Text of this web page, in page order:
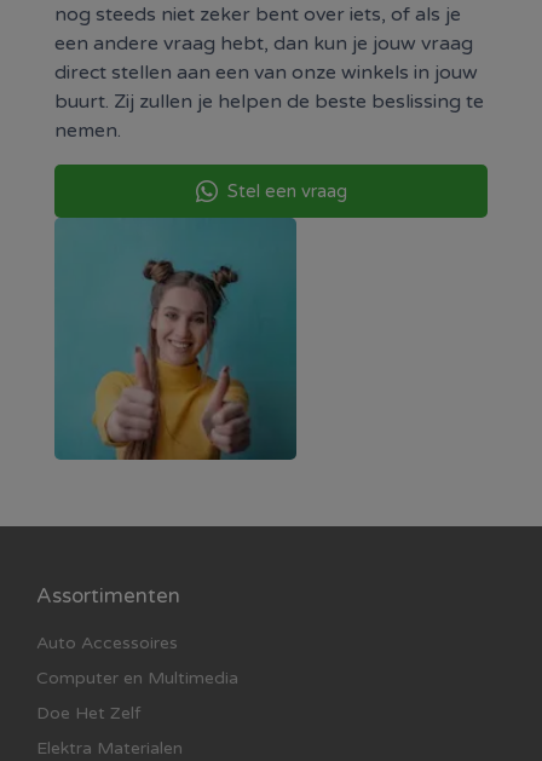
Met zijnlage geluidsniveau,hoge zuigkrachten
duurzame motorzet de Nilfisk Select een nieuwe
standaard in schoonmaaktechnologie.
⚙️ Belangrijkste kenmerken:
Energiezuinige motor:650 watt – krachtige
zuigkracht met laag verbruik
stofdeeltjes en allergenen tegen
Stofzakinhoud: 3,1 liter
Actieradius:11,2 meter
Geluidsniveau: 75 dB – stil in gebruik
Compact design:gemakkelijk op te bergen
Click-fitting mondstuk:
in gebruik
DeNilfisk Select (128390132)
een slimme keuze voor wie zijn woning grondig én
gezond wil reinigen.
nog steeds niet zeker bent over iets, of als je
een andere vraag hebt, dan kun je jouw vraag
direct stellen aan een van onze winkels in jouw
buurt. Zij zullen je helpen de beste beslissing te
nemen.
Stel een vraag
Assortimenten
Auto Accessoires
Computer en Multimedia
Doe Het Zelf
Elektra Materialen